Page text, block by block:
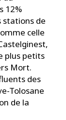
12%
stations de
celle
plus petits
Mort.
des
Tolosane
de la